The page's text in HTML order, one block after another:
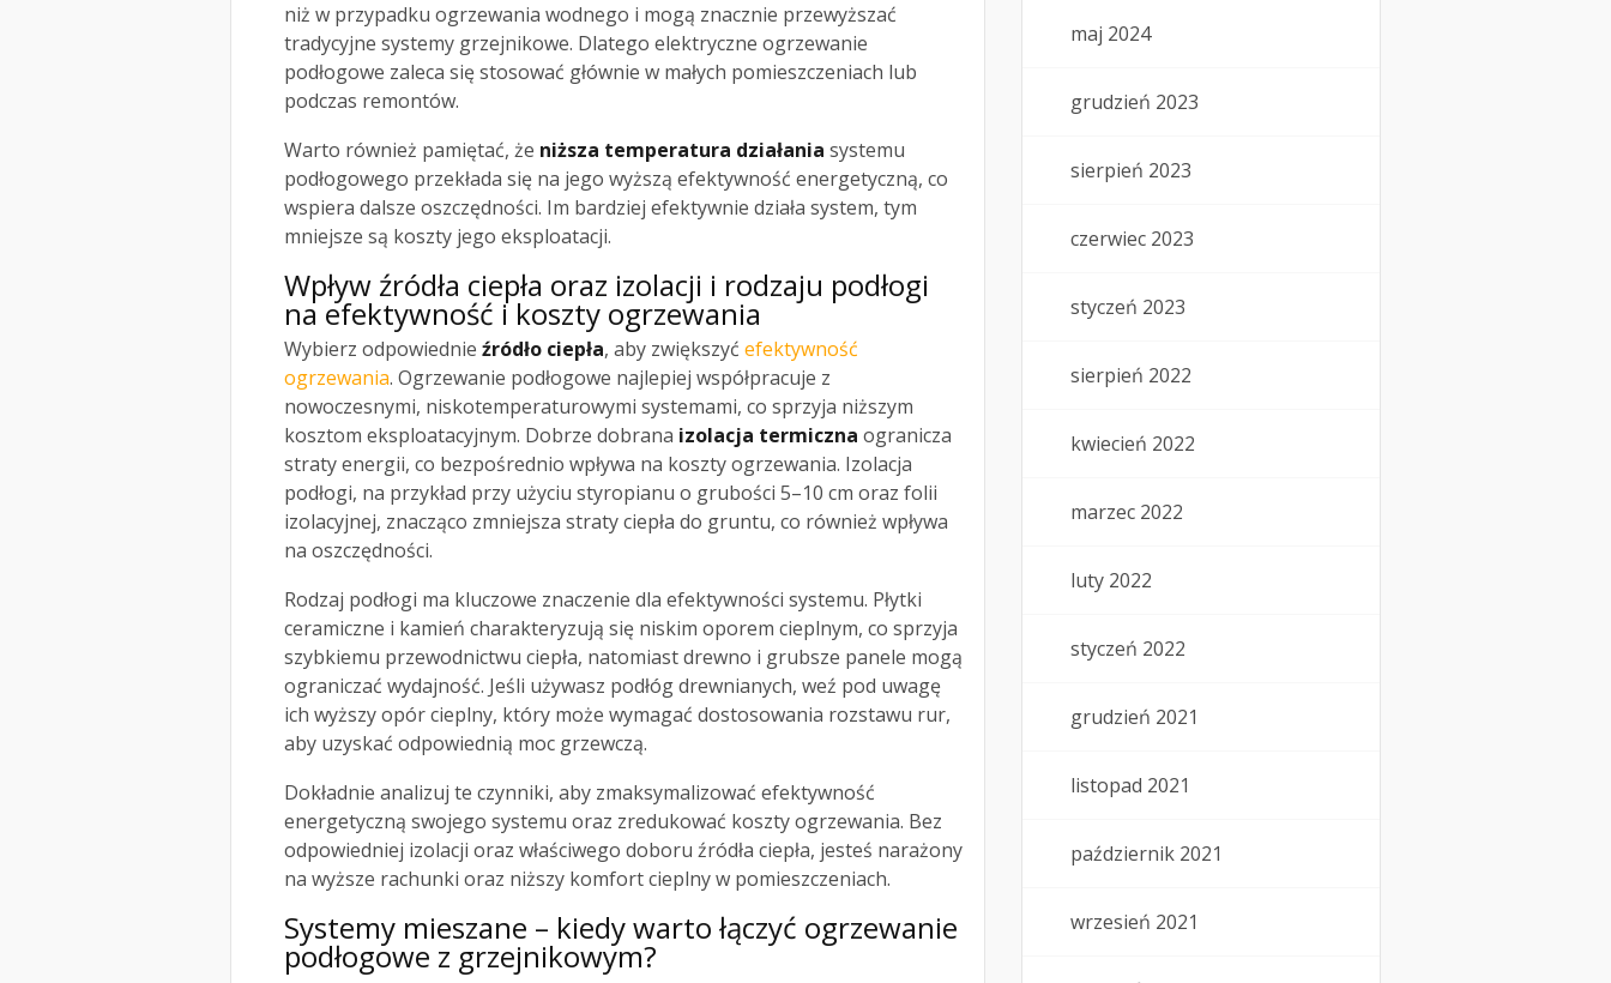
niż w przypadku ogrzewania wodnego i mogą znacznie przewyższać
tradycyjne systemy grzejnikowe. Dlatego elektryczne ogrzewanie
podłogowe zaleca się stosować głównie w małych pomieszczeniach lub
podczas remontów.
Warto również pamiętać, że niższa temperatura działania systemu
podłogowego przekłada się na jego wyższą efektywność energetyczną, co
wspiera dalsze oszczędności. Im bardziej efektywnie działa system, tym
mniejsze są koszty jego eksploatacji.
Wpływ źródła ciepła oraz izolacji i rodzaju podłogi
na efektywność i koszty ogrzewania
Wybierz odpowiednie źródło ciepła, aby zwiększyć efektywność
ogrzewania. Ogrzewanie podłogowe najlepiej współpracuje z
nowoczesnymi, niskotemperaturowymi systemami, co sprzyja niższym
kosztom eksploatacyjnym. Dobrze dobrana izolacja termiczna ogranicza
straty energii, co bezpośrednio wpływa na koszty ogrzewania. Izolacja
podłogi, na przykład przy użyciu styropianu o grubości 5–10 cm oraz folii
izolacyjnej, znacząco zmniejsza straty ciepła do gruntu, co również wpływa
na oszczędności.
Rodzaj podłogi ma kluczowe znaczenie dla efektywności systemu. Płytki
ceramiczne i kamień charakteryzują się niskim oporem cieplnym, co sprzyja
szybkiemu przewodnictwu ciepła, natomiast drewno i grubsze panele mogą
ograniczać wydajność. Jeśli używasz podłóg drewnianych, weź pod uwagę
ich wyższy opór cieplny, który może wymagać dostosowania rozstawu rur,
aby uzyskać odpowiednią moc grzewczą.
Dokładnie analizuj te czynniki, aby zmaksymalizować efektywność
energetyczną swojego systemu oraz zredukować koszty ogrzewania. Bez
odpowiedniej izolacji oraz właściwego doboru źródła ciepła, jesteś narażony
na wyższe rachunki oraz niższy komfort cieplny w pomieszczeniach.
Systemy mieszane – kiedy warto łączyć ogrzewanie
podłogowe z grzejnikowym?
maj 2024
grudzień 2023
sierpień 2023
czerwiec 2023
styczeń 2023
sierpień 2022
kwiecień 2022
marzec 2022
luty 2022
styczeń 2022
grudzień 2021
listopad 2021
październik 2021
wrzesień 2021